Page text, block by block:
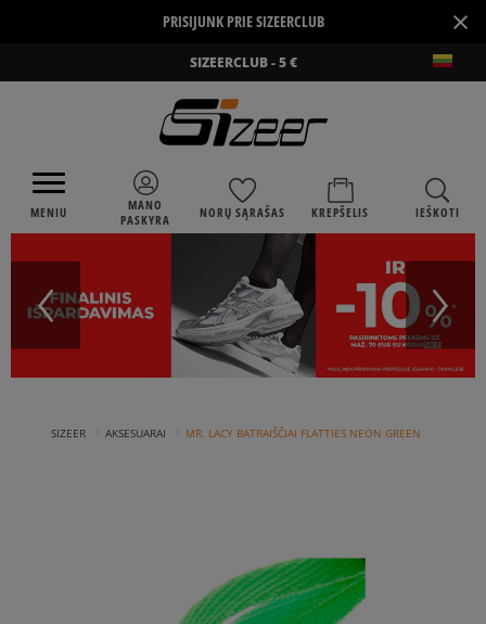
PRISIJUNK PRIE SIZEERCLUB ×
SIZEERCLUB - 5 €
MENIU
MANO
PASKYRA
NORŲ SĄRAŠAS KREPŠELIS IEŠKOTI
SIZEER AKSESUARAI MR. LACY BATRAIŠČIAI FLATTIES NEON GREEN